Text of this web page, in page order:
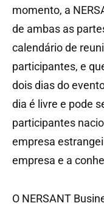
momento, a
de ambas as
calendário de
participantes, e
dois dias do
dia é livre e pode
participantes
empresa
empresa e a
O NERSANT